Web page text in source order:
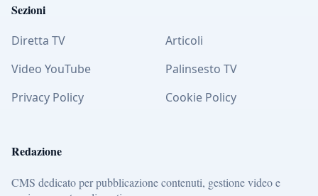
Sezioni
Diretta TV
Articoli
Video YouTube
Palinsesto TV
Privacy Policy
Cookie Policy
Redazione
CMS dedicato per pubblicazione contenuti, gestione video e